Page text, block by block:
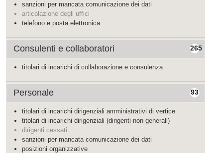
sanzioni per mancata comunicazione dei dati
articolazione degli uffici
telefono e posta elettronica
265
Consulenti e collaboratori
titolari di incarichi di collaborazione e consulenza
93
Personale
titolari di incarichi dirigenziali amministrativi di vertice
titolari di incarichi dirigenziali (dirigenti non generali)
dirigenti cessati
sanzioni per mancata comunicazione dei dati
posizioni organizzative